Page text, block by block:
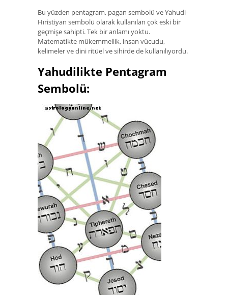
Bu yüzden pentagram, pagan sembolü ve Yahudi-
Hıristiyan sembolü olarak kullanılan çok eski bir
geçmişe sahipti. Tek bir anlamı yoktu.
Matematikte mükemmellik, insan vücudu,
kelimeler ve dini ritüel ve sihirde de kullanılıyordu.
Yahudilikte Pentagram
Sembolü: